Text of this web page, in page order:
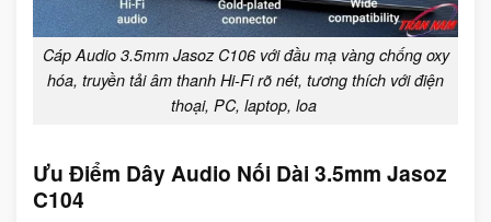
Cáp Audio 3.5mm Jasoz C106 với đầu mạ vàng chống oxy
hóa, truyền tải âm thanh Hi-Fi rõ nét, tương thích với điện
thoại, PC, laptop, loa
Ưu Điểm Dây Audio Nối Dài 3.5mm Jasoz
C104